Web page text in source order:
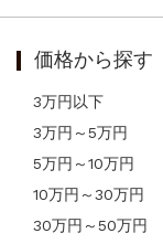
価格から探す
3万円以下
3万円～5万円
5万円～10万円
10万円～30万円
30万円～50万円